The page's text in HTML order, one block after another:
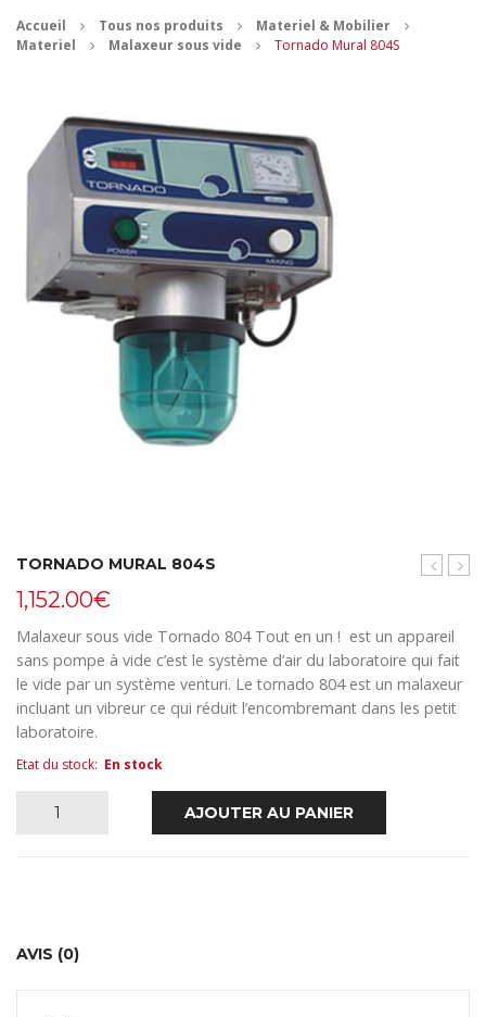
CONTACT
Mon Panier
Mon compte
Accueil Tous nos produits
Materiel & Mobilier
Materiel
Malaxeur sous vide Tornado Mural 804S
TORNADO MURAL 804S
1,152.00€
Malaxeur sous vide Tornado 804 Tout en un ! est un appareil
sans pompe à vide c’est le système d’air du laboratoire qui fait
le vide par un système venturi. Le tornado 804 est un malaxeur
incluant un vibreur ce qui réduit l’encombremant dans les petit
laboratoire.
Etat du stock: En stock
quantité AJOUTER AU PANIER
AVIS (0)